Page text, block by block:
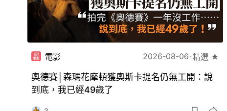
電影 2026-08-06 精選 ★
奧德賽│森瑪花摩頓獲奧斯卡提名仍無工開：說
到底，我已經49歲了